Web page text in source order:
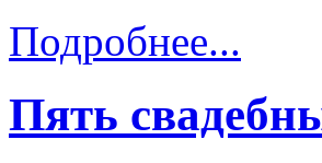
Подробнее...
Пять